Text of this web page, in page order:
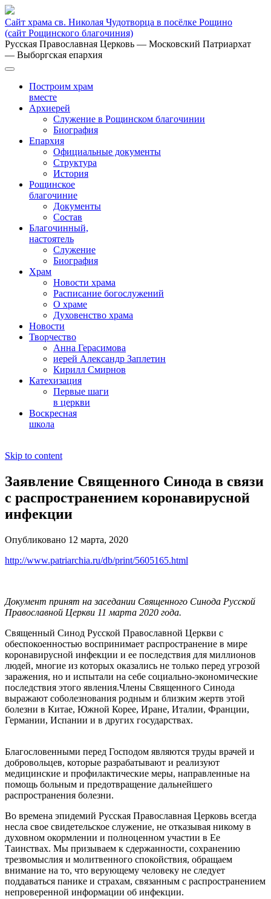
Сайт храма св. Николая Чудотворца в посёлке Рощино
(сайт Рощинского благочиния)
Русская Православная Церковь — Московский Патриархат
— Выборгская епархия
Построим храм
вместе
Архиерей
Служение в Рощинском благочинии
Биография
Епархия
Официальные документы
Структура
История
Рощинское
благочиние
Документы
Состав
Благочинный,
настоятель
Служение
Биография
Храм
Новости храма
Расписание богослужений
О храме
Духовенство храма
Новости
Творчество
Анна Герасимова
иерей Александр Заплетин
Кирилл Смирнов
Катехизация
Первые шаги
в церкви
Воскресная
школа
Skip to content
Заявление Священного Синода в связи
с распространением коронавирусной
инфекции
Опубликовано 12 марта, 2020
http://www.patriarchia.ru/db/print/5605165.html
Документ принят на заседании Священного Синода Русской
Православной Церкви 11 марта 2020 года.
Священный Синод Русской Православной Церкви с
обеспокоенностью воспринимает распространение в мире
коронавирусной инфекции и ее последствия для миллионов
людей, многие из которых оказались не только перед угрозой
заражения, но и испытали на себе социально-экономические
последствия этого явления.Члены Священного Синода
выражают соболезнования родным и близким жертв этой
болезни в Китае, Южной Корее, Иране, Италии, Франции,
Германии, Испании и в других государствах.
Благословенными перед Господом являются труды врачей и
добровольцев, которые разрабатывают и реализуют
медицинские и профилактические меры, направленные на
помощь больным и предотвращение дальнейшего
распространения болезни.
Во времена эпидемий Русская Православная Церковь всегда
несла свое свидетельское служение, не отказывая никому в
духовном окормлении и полноценном участии в Ее
Таинствах. Мы призываем к сдержанности, сохранению
трезвомыслия и молитвенного спокойствия, обращаем
внимание на то, что верующему человеку не следует
поддаваться панике и страхам, связанным с распространением
непроверенной информации об инфекции.